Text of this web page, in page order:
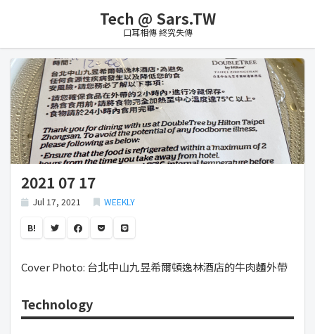
Tech @ Sars.TW
口耳相傳 終究失傳
2021 07 17
Jul 17, 2021 WEEKLY
B!
Cover Photo: 台北中山九昱希爾頓逸林酒店的牛肉麵外帶
Technology